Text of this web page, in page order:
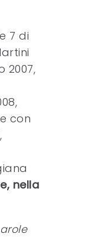
7 di
2007,
con
nella